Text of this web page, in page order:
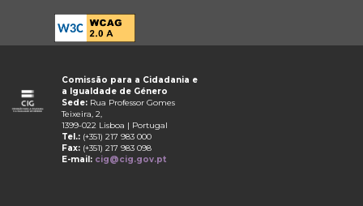
Comissão para a Cidadania e
a Igualdade de Género
Sede: Rua Professor Gomes
Teixeira, 2,
1399-022 Lisboa | Portugal
Tel.: (+351) 217 983 000
Fax: (+351) 217 983 098
E-mail: cig@cig.gov.pt